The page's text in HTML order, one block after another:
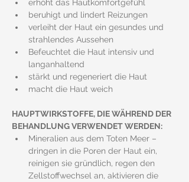
erhöht das Hautkomfortgefühl
beruhigt und lindert Reizungen
verleiht der Haut ein gesundes und
strahlendes Aussehen
Befeuchtet die Haut intensiv und
langanhaltend
stärkt und regeneriert die Haut
macht die Haut weich
HAUPTWIRKSTOFFE, DIE WÄHREND DER
BEHANDLUNG VERWENDET WERDEN:
Mineralien aus dem Toten Meer –
dringen in die Poren der Haut ein,
reinigen sie gründlich, regen den
Zellstoffwechsel an, aktivieren die